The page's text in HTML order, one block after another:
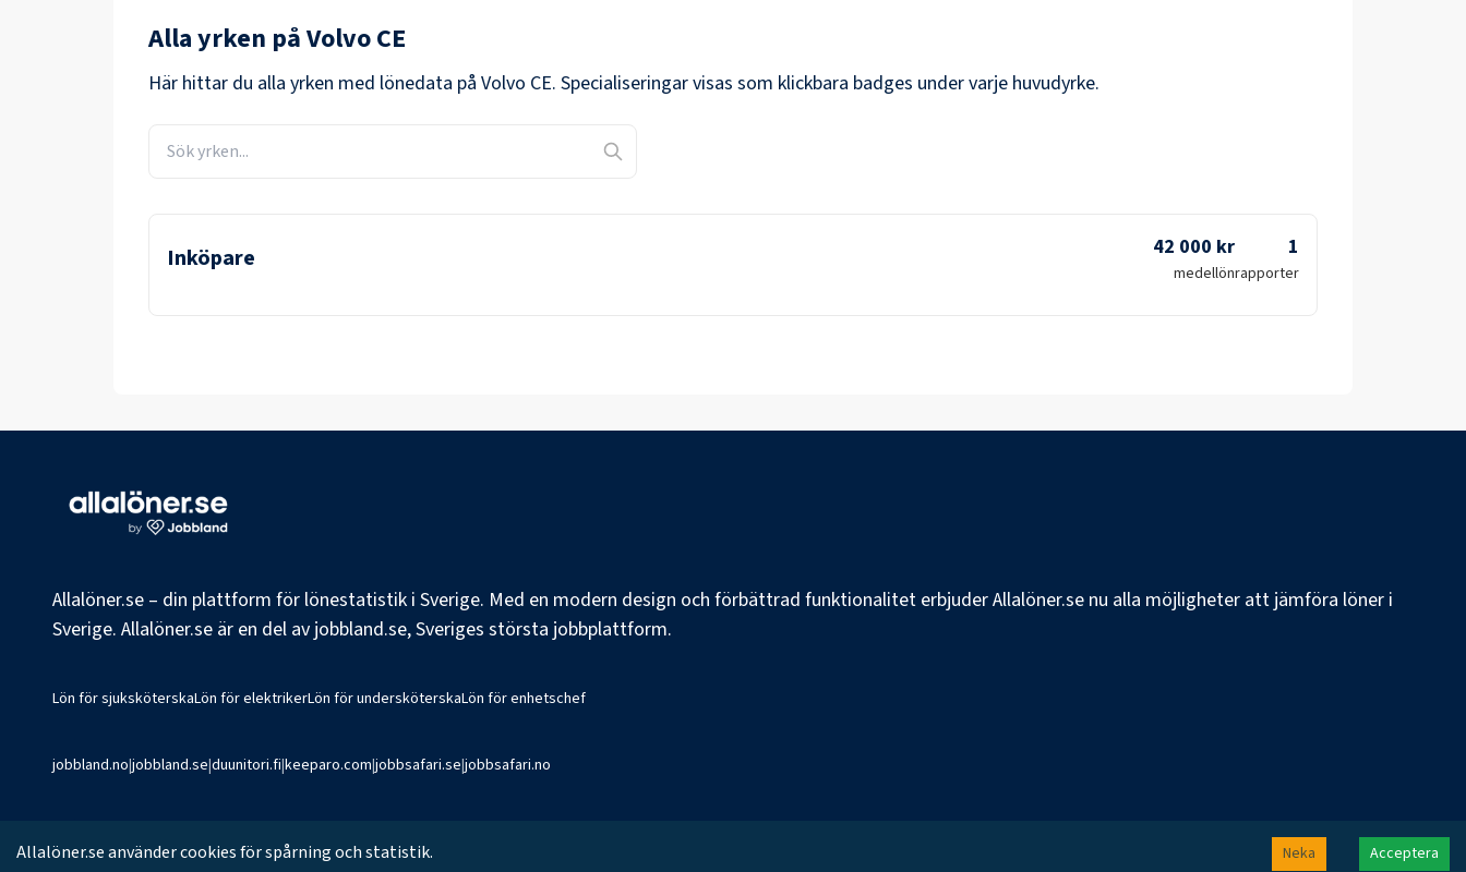
Alla yrken påVolvo CE
Här hittar du alla yrken med lönedata på Volvo CE. Specialiseringar visas som klickbara badges under varje huvudyrke.
Inköpare 42 000 kr
medellön
1
rapporter
Allalöner.se – din plattform för lönestatistik i Sverige. Med en modern design och förbättrad funktionalitet erbjuder Allalöner.se nu alla möjligheter att jämföra löner i
Sverige. Allalöner.se är en del av jobbland.se, Sveriges största jobbplattform.
Lön för sjuksköterskaLön för elektrikerLön för undersköterskaLön för enhetschef
jobbland.no|jobbland.se|duunitori.fi|keeparo.com|jobbsafari.se|jobbsafari.no
Allalöner.se använder cookies för spårning och statistik. Neka Acceptera